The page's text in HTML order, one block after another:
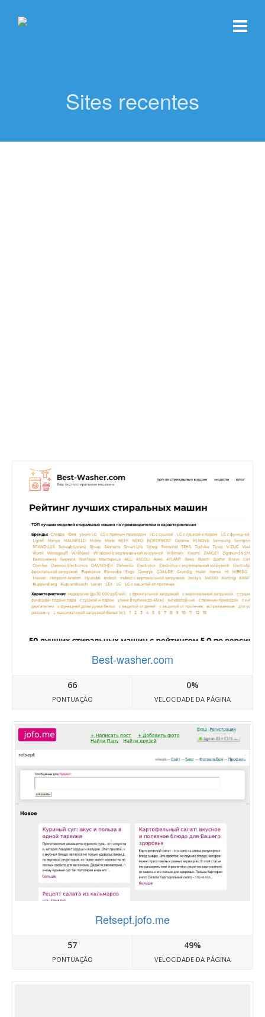
Sites recentes
Best-washer.com
66
PONTUAÇÃO
0%
VELOCIDADE DA PÁGINA
Retsept.jofo.me
57
PONTUAÇÃO
49%
VELOCIDADE DA PÁGINA